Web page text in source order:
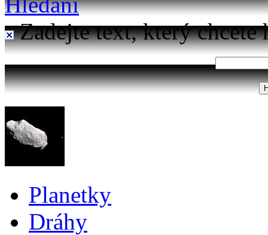
Zadejte text, který chcete
Planetky
Dráhy